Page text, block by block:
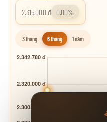
2.315.000 đ 0.00%
3 tháng 6 tháng 1 năm